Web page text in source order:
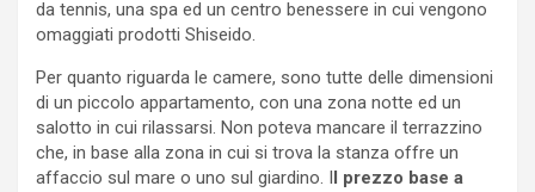
da tennis, una spa ed un centro benessere in cui vengono
omaggiati prodotti Shiseido.
Per quanto riguarda le camere, sono tutte delle dimensioni
di un piccolo appartamento, con una zona notte ed un
salotto in cui rilassarsi. Non poteva mancare il terrazzino
che, in base alla zona in cui si trova la stanza offre un
affaccio sul mare o uno sul giardino. Il prezzo base a